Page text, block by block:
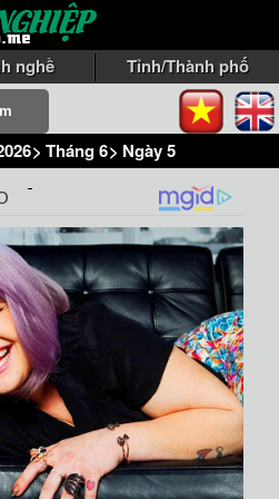
nghề Tỉnh/Thành phố
> Tháng 6> Ngày 5